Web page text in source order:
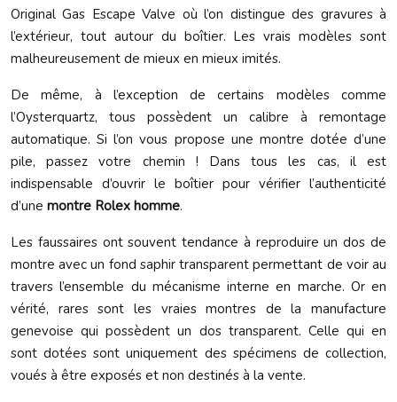
Original Gas Escape Valve où l’on distingue des gravures à
l’extérieur, tout autour du boîtier. Les vrais modèles sont
malheureusement de mieux en mieux imités.
De même, à l’exception de certains modèles comme
l’Oysterquartz, tous possèdent un calibre à remontage
automatique. Si l’on vous propose une montre dotée d’une
pile, passez votre chemin ! Dans tous les cas, il est
indispensable d’ouvrir le boîtier pour vérifier l’authenticité
d’une montre Rolex homme.
Les faussaires ont souvent tendance à reproduire un dos de
montre avec un fond saphir transparent permettant de voir au
travers l’ensemble du mécanisme interne en marche. Or en
vérité, rares sont les vraies montres de la manufacture
genevoise qui possèdent un dos transparent. Celle qui en
sont dotées sont uniquement des spécimens de collection,
voués à être exposés et non destinés à la vente.